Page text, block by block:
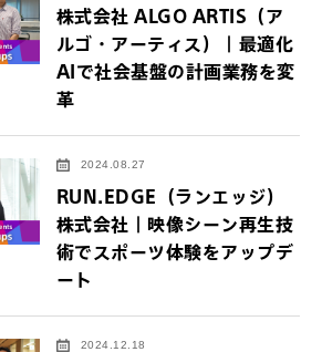
株式会社 ALGO ARTIS（ア
ルゴ・アーティス）｜最適化
AIで社会基盤の計画業務を変
革
2024.08.27
RUN.EDGE（ランエッジ）
株式会社｜映像シーン再生技
術でスポーツ体験をアップデ
ート
2024.12.18